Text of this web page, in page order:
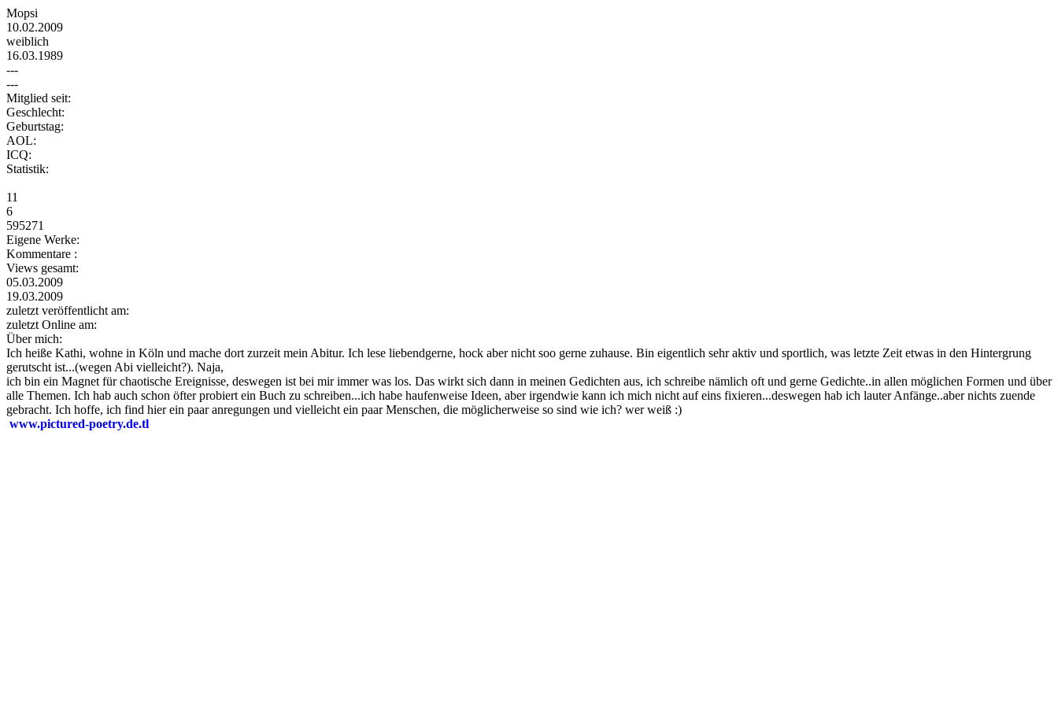
Mopsi
10.02.2009
weiblich
16.03.1989
---
---
Mitglied seit:
Geschlecht:
Geburtstag:
AOL:
ICQ:
Statistik:
11
6
595271
Eigene Werke:
Kommentare :
Views gesamt:
05.03.2009
19.03.2009
zuletzt veröffentlicht am:
zuletzt Online am:
Über mich:
Ich heiße Kathi, wohne in Köln und mache dort zurzeit mein Abitur. Ich lese liebendgerne, hock aber nicht soo gerne zuhause. Bin eigentlich sehr aktiv und sportlich, was letzte Zeit etwas in den Hintergrung
gerutscht ist...(wegen Abi vielleicht?). Naja,
ich bin ein Magnet für chaotische Ereignisse, deswegen ist bei mir immer was los. Das wirkt sich dann in meinen Gedichten aus, ich schreibe nämlich oft und gerne Gedichte..in allen möglichen Formen und über
alle Themen. Ich hab auch schon öfter probiert ein Buch zu schreiben...ich habe haufenweise Ideen, aber irgendwie kann ich mich nicht auf eins fixieren...deswegen hab ich lauter Anfänge..aber nichts zuende
gebracht. Ich hoffe, ich find hier ein paar anregungen und vielleicht ein paar Menschen, die möglicherweise so sind wie ich? wer weiß :)
www.pictured-poetry.de.tl